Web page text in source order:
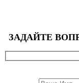
ЗАДАЙТЕ